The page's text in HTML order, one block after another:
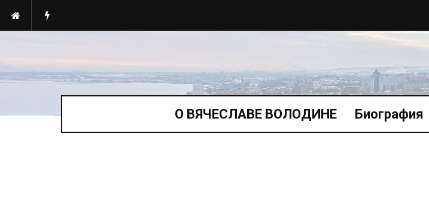
О ВЯЧЕСЛАВЕ ВОЛОДИНЕ Биография